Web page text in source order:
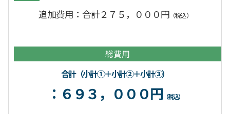
追加費用：合計２７５，０００円 （税込）
総費用
合計（小計①＋小計②＋小計③）
：６９３，０００円 （税込）